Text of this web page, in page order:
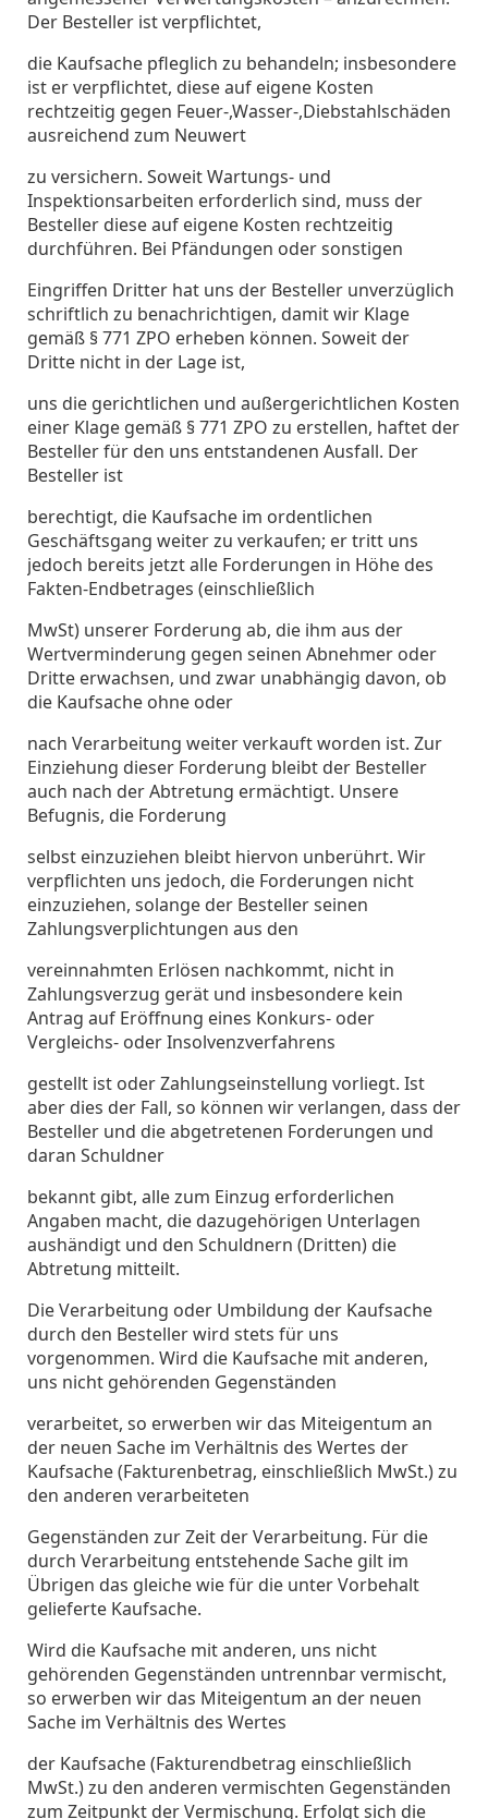
Der Besteller ist verpflichtet,
die Kaufsache pfleglich zu behandeln; insbesondere
ist er verpflichtet, diese auf eigene Kosten
rechtzeitig gegen Feuer-,Wasser-,Diebstahlschäden
ausreichend zum Neuwert
zu versichern. Soweit Wartungs- und
Inspektionsarbeiten erforderlich sind, muss der
Besteller diese auf eigene Kosten rechtzeitig
durchführen. Bei Pfändungen oder sonstigen
Eingriffen Dritter hat uns der Besteller unverzüglich
schriftlich zu benachrichtigen, damit wir Klage
gemäß § 771 ZPO erheben können. Soweit der
Dritte nicht in der Lage ist,
uns die gerichtlichen und außergerichtlichen Kosten
einer Klage gemäß § 771 ZPO zu erstellen, haftet der
Besteller für den uns entstandenen Ausfall. Der
Besteller ist
berechtigt, die Kaufsache im ordentlichen
Geschäftsgang weiter zu verkaufen; er tritt uns
jedoch bereits jetzt alle Forderungen in Höhe des
Fakten-Endbetrages (einschließlich
MwSt) unserer Forderung ab, die ihm aus der
Wertverminderung gegen seinen Abnehmer oder
Dritte erwachsen, und zwar unabhängig davon, ob
die Kaufsache ohne oder
nach Verarbeitung weiter verkauft worden ist. Zur
Einziehung dieser Forderung bleibt der Besteller
auch nach der Abtretung ermächtigt. Unsere
Befugnis, die Forderung
selbst einzuziehen bleibt hiervon unberührt. Wir
verpflichten uns jedoch, die Forderungen nicht
einzuziehen, solange der Besteller seinen
Zahlungsverplichtungen aus den
vereinnahmten Erlösen nachkommt, nicht in
Zahlungsverzug gerät und insbesondere kein
Antrag auf Eröffnung eines Konkurs- oder
Vergleichs- oder Insolvenzverfahrens
gestellt ist oder Zahlungseinstellung vorliegt. Ist
aber dies der Fall, so können wir verlangen, dass der
Besteller und die abgetretenen Forderungen und
daran Schuldner
bekannt gibt, alle zum Einzug erforderlichen
Angaben macht, die dazugehörigen Unterlagen
aushändigt und den Schuldnern (Dritten) die
Abtretung mitteilt.
Die Verarbeitung oder Umbildung der Kaufsache
durch den Besteller wird stets für uns
vorgenommen. Wird die Kaufsache mit anderen,
uns nicht gehörenden Gegenständen
verarbeitet, so erwerben wir das Miteigentum an
der neuen Sache im Verhältnis des Wertes der
Kaufsache (Fakturenbetrag, einschließlich MwSt.) zu
den anderen verarbeiteten
Gegenständen zur Zeit der Verarbeitung. Für die
durch Verarbeitung entstehende Sache gilt im
Übrigen das gleiche wie für die unter Vorbehalt
gelieferte Kaufsache.
Wird die Kaufsache mit anderen, uns nicht
gehörenden Gegenständen untrennbar vermischt,
so erwerben wir das Miteigentum an der neuen
Sache im Verhältnis des Wertes
der Kaufsache (Fakturendbetrag einschließlich
MwSt.) zu den anderen vermischten Gegenständen
zum Zeitpunkt der Vermischung. Erfolgt sich die